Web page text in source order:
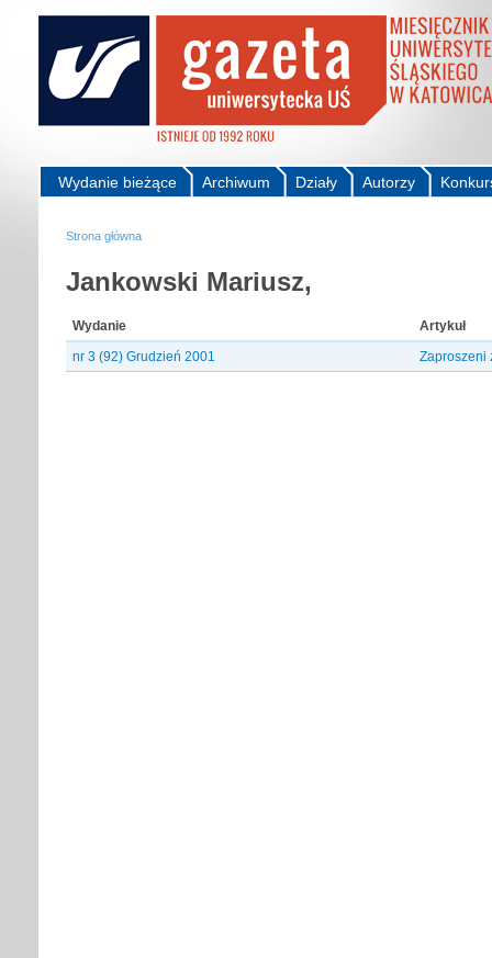
Autorzy
Działy
Archiwum
Wydanie bieżące
Strona główna
Jankowski Mariusz,
Wydanie
Artykuł
nr 3 (92) Grudzień 2001
Zaproszeni